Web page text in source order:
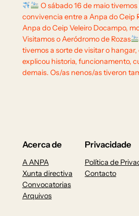
O sábado 16 de maio
convivencia entre a Anpa do Ceip
Anpa do Ceip Veleiro Docampo,
Visitamos o Aeródromo de Rozas
tivemos a sorte de visitar o
explicou historia, funcionamento,
demais. Os/as nenos/as tiveron
Acerca de
A ANPA
Xunta directiva
Convocatorias
Arquivos
Privacidade
Política de
Contacto